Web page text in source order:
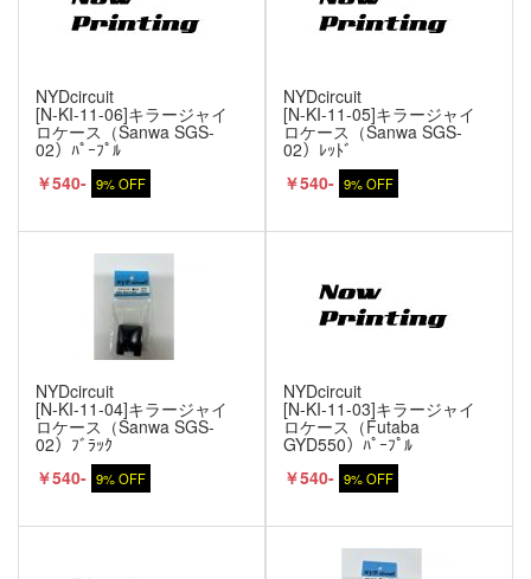
NYDcircuit
[N-KI-11-06]キラージャイ
ロケース（Sanwa SGS-
02）ﾊﾟｰﾌﾟﾙ
￥540- 9% OFF
NYDcircuit
[N-KI-11-05]キラージャイ
ロケース（Sanwa SGS-
02）ﾚｯﾄﾞ
￥540- 9% OFF
NYDcircuit
[N-KI-11-04]キラージャイ
ロケース（Sanwa SGS-
02）ﾌﾞﾗｯｸ
￥540- 9% OFF
NYDcircuit
[N-KI-11-03]キラージャイ
ロケース（Futaba
GYD550）ﾊﾟｰﾌﾟﾙ
￥540- 9% OFF